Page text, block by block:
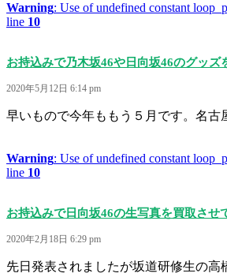
Warning: Use of undefined constant
line 10
お持込みで乃木坂46や日向坂46のグッズ
2020年5月12日 6:14 pm
早いもので今年ももう５月です。名
Warning: Use of undefined constant
line 10
お持込みで日向坂46の生写真を買取させ
2020年2月18日 6:29 pm
先日発表されましたが坂道研修生の